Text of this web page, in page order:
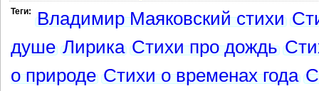
Теги: Владимир Маяковский стихи
душе Лирика Стихи про дождь
о природе Стихи о временах года